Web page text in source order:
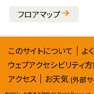
フロアマップ
サ
イ
このサイトについて
よ
ウェブアクセシビリティ
アクセス
お天気 (外部サ